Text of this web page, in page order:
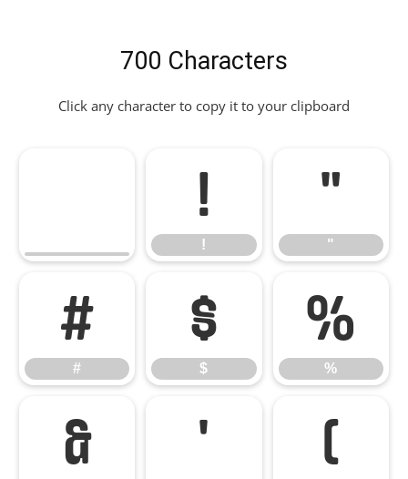
700 Characters
Click any character to copy it to your clipboard
!
!
"
"
#
#
$
$
%
%
& ' (